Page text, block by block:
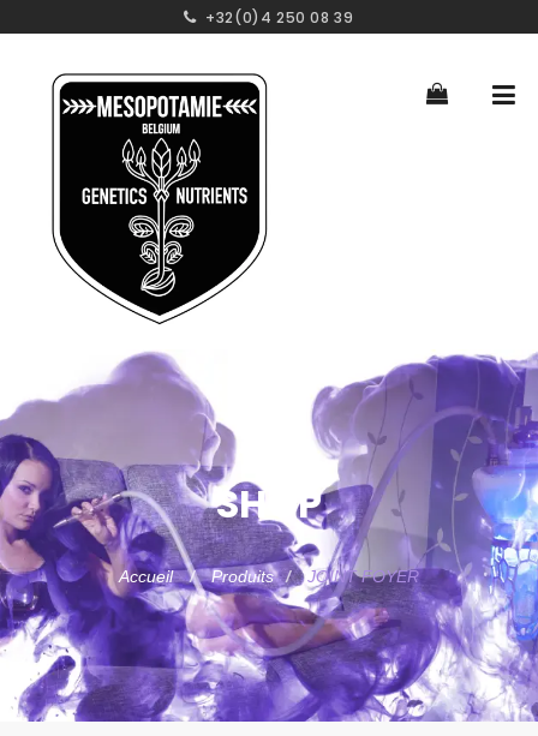
+32(0)4 250 08 39
SHOP
Accueil Produits JOINT FOYER